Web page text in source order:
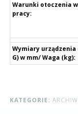
Warunki otoczenia
pracy:
Wymiary urządzenia
G) w mm/ Waga (kg):
KATEGORIE: